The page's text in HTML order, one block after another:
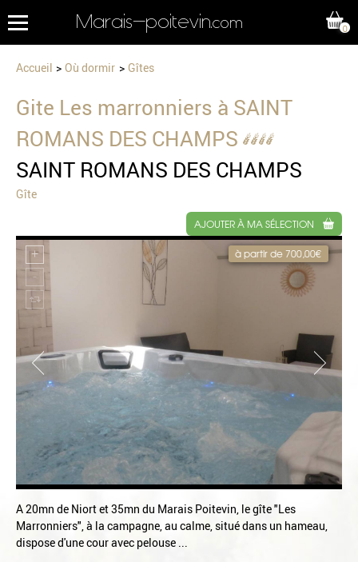
Marais-poitevin.com 0
Accueil Où dormir Gîtes
Gite Les marronniers à SAINT
ROMANS DES CHAMPS
SAINT ROMANS DES CHAMPS
Gîte
AJOUTER À MA SÉLECTION
à partir de 700,00€
A 20mn de Niort et 35mn du Marais Poitevin, le gîte "Les
Marronniers", à la campagne, au calme, situé dans un hameau,
dispose d'une cour avec pelouse ...